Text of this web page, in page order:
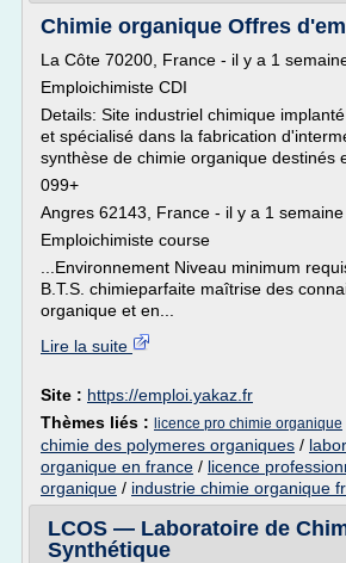
Chimie organique Offres
La Côte 70200, France - il y a 1
Emploichimiste CDI
Details: Site industriel chimique
et spécialisé dans la fabrication
synthèse de chimie organique destinés
099+
Angres 62143, France - il y a 1
Emploichimiste course
...Environnement Niveau minimum
B.T.S. chimieparfaite maîtrise des
organique et en...
Lire la suite
Site : https://emploi.yakaz.fr
Thèmes liés : licence pro chimie organique
chimie des polymeres organiques /
organique en france / licence
organique / industrie chimie organique
LCOS — Laboratoire de
Synthétique